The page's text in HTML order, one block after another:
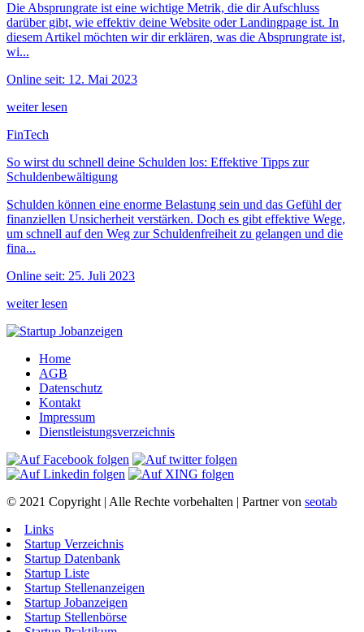
Die Absprungrate ist eine wichtige Metrik, die dir Aufschluss
darüber gibt, wie effektiv deine Website oder Landingpage ist. In
diesem Artikel möchten wir dir erklären, was die Absprungrate ist,
wi...
Online seit: 12. Mai 2023
weiter lesen
FinTech
So wirst du schnell deine Schulden los: Effektive Tipps zur
Schuldenbewältigung
Schulden können eine enorme Belastung sein und das Gefühl der
finanziellen Unsicherheit verstärken. Doch es gibt effektive Wege,
um schnell auf den Weg zur Schuldenfreiheit zu gelangen und die
fina...
Online seit: 25. Juli 2023
weiter lesen
Home
AGB
Datenschutz
Kontakt
Impressum
Dienstleistungsverzeichnis
© 2021 Copyright | Alle Rechte vorbehalten | Partner von seotab
Links
Startup Verzeichnis
Startup Datenbank
Startup Liste
Startup Stellenanzeigen
Startup Jobanzeigen
Startup Stellenbörse